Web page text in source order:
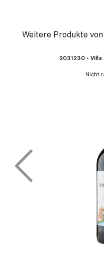
Produktgalerie überspringen
Weitere Produkte
2031230 - Viña
Nicht